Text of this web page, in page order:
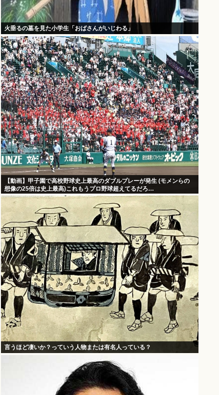
火垂るの墓を見た小学生「おばさんがいじわる」
【動画】甲子園で高校野球史上最高のダブルプレーが発生 (モメンらの
想像の25倍は史上最高)これもうプロ野球超えてるだろ…
言うほど凄いか？っていう人物または有名人っている？